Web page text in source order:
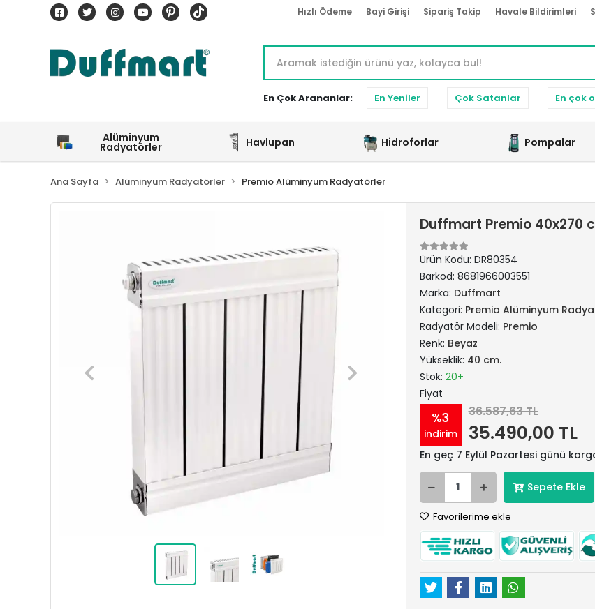
Hızlı Ödeme Bayi Girişi Sipariş Takip Havale Bildirimleri
En Çok Arananlar: En Yeniler Çok Satanlar En çok
Alüminyum
Radyatörler Havlupan Hidroforlar Pompalar
Ana Sayfa Alüminyum Radyatörler Premio Alüminyum Radyatörler
Duffmart Premio 40x270
Ürün Kodu: DR80354
Barkod: 8681966003551
Marka: Duffmart
Kategori: Premio Alüminyum
Radyatör Modeli: Premio
Renk: Beyaz
Yükseklik: 40 cm.
Stok: 20+
Fiyat
%3
indirim
36.587,63 TL
35.490,00 TL
En geç 7 Eylül Pazartesi günü
Sepete Ekle
Favorilerime ekle